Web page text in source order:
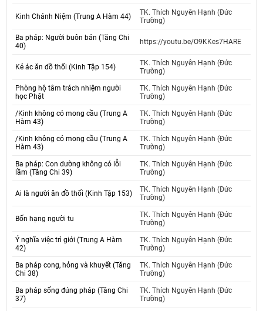
Kinh Chánh Niệm (Trung A Hàm 44)
TK. Thích Nguyên Hạnh (Đức
Trường)
Ba pháp: Người buôn bán (Tăng Chi
40)
https://youtu.be/O9KKes7HARE
Kẻ ác ăn đồ thối (Kinh Tập 154)
TK. Thích Nguyên Hạnh (Đức
Trường)
Phòng hộ tâm trách nhiệm người
học Phật
TK. Thích Nguyên Hạnh (Đức
Trường)
/Kinh không có mong cầu (Trung A
Hàm 43)
TK. Thích Nguyên Hạnh (Đức
Trường)
/Kinh không có mong cầu (Trung A
Hàm 43)
TK. Thích Nguyên Hạnh (Đức
Trường)
Ba pháp: Con đường không có lỗi
lầm (Tăng Chi 39)
TK. Thích Nguyên Hạnh (Đức
Trường)
Ai là người ăn đồ thối (Kinh Tập 153)
TK. Thích Nguyên Hạnh (Đức
Trường)
Bốn hạng người tu
TK. Thích Nguyên Hạnh (Đức
Trường)
Ý nghĩa việc trì giới (Trung A Hàm
42)
TK. Thích Nguyên Hạnh (Đức
Trường)
Ba pháp cong, hỏng và khuyết (Tăng
Chi 38)
TK. Thích Nguyên Hạnh (Đức
Trường)
Ba pháp sống đúng pháp (Tăng Chi
37)
TK. Thích Nguyên Hạnh (Đức
Trường)